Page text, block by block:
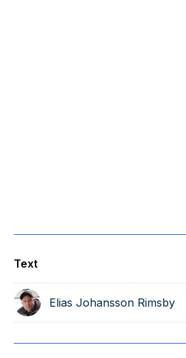
Text
Elias Johansson Rimsby